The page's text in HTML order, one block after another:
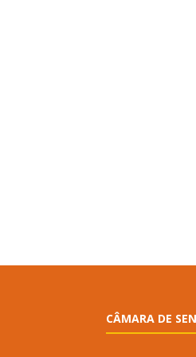
CÂMARA DE